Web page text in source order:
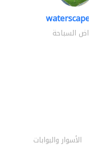
waterscapes llc
أحواض السباحة
الأسوار والبوابات